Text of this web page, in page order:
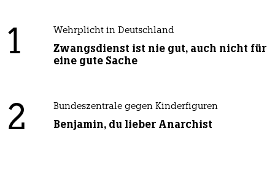
1 Wehrplicht in Deutschland
Zwangsdienst ist nie gut, auch nicht für
eine gute Sache
2 Bundeszentrale gegen Kinderfiguren
Benjamin, du lieber Anarchist